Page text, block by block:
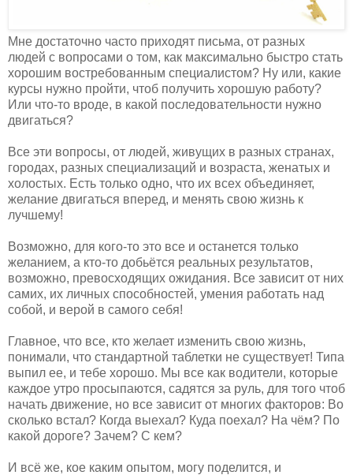
Мне достаточно часто приходят письма, от разных
людей с вопросами о том, как максимально быстро стать
хорошим востребованным специалистом? Ну или, какие
курсы нужно пройти, чтоб получить хорошую работу?
Или что-то вроде, в какой последовательности нужно
двигаться?
Все эти вопросы, от людей, живущих в разных странах,
городах, разных специализаций и возраста, женатых и
холостых. Есть только одно, что их всех объединяет,
желание двигаться вперед, и менять свою жизнь к
лучшему!
Возможно, для кого-то это все и останется только
желанием, а кто-то добьётся реальных результатов,
возможно, превосходящих ожидания. Все зависит от них
самих, их личных способностей, умения работать над
собой, и верой в самого себя!
Главное, что все, кто желает изменить свою жизнь,
понимали, что стандартной таблетки не существует! Типа
выпил ее, и тебе хорошо. Мы все как водители, которые
каждое утро просыпаются, садятся за руль, для того чтоб
начать движение, но все зависит от многих факторов: Во
сколько встал? Когда выехал? Куда поехал? На чём? По
какой дороге? Зачем? С кем?
И всё же, кое каким опытом, могу поделится, и